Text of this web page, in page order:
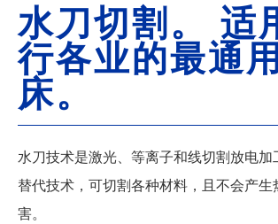
水刀切割。 适
行各业的最通
床。
水刀技术是激光、等离子和线切割放电加
替代技术，可切割各种材料，且不会产生
害。